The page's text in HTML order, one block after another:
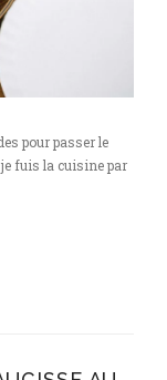
pour passer le
fuis la cuisine par